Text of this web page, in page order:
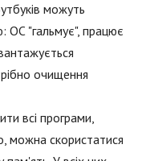
можуть
ОС "гальмує", працює
очищення
всі програми,
можна скористатися